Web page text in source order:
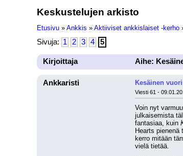
Keskustelujen arkisto
Etusivu » Ankkis » Aktiiviset ankkislaiset -kerho
Sivuja: 1 2 3 4 5
Kirjoittaja Aihe:
Ankkaristi Kesäinen
Viesti 61 -
Voin nyt
julkaisemista
fantasiaa, kuin
Hearts
kerro mitään
vielä tietää.